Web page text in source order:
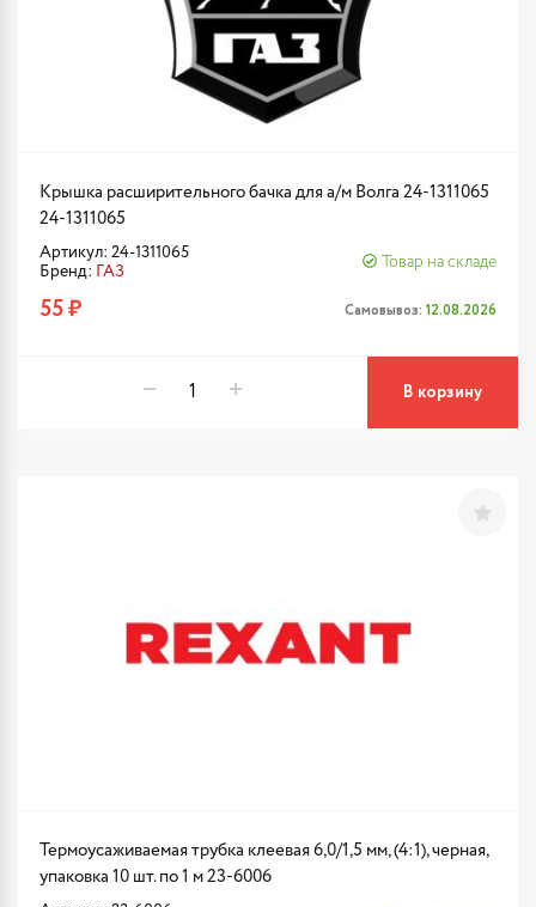
Крышка расширительного бачка для а/м Волга 24-1311065
24-1311065
Артикул: 24-1311065
Бренд: ГАЗ
Товар на складе
55 ₽ Самовывоз: 12.08.2026
В корзину
Термоусаживаемая трубка клеевая 6,0/1,5 мм, (4:1), черная,
упаковка 10 шт. по 1 м 23-6006